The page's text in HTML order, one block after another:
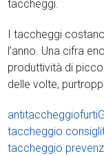
taccheggi.
I taccheggi
l’anno. Una cifra
produttività di
delle volte,
antitaccheggiofurti
taccheggio consigli
taccheggio